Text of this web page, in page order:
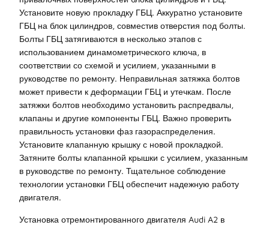
Установите новую прокладку ГБЦ. Аккуратно установите
ГБЦ на блок цилиндров, совместив отверстия под болты.
Болты ГБЦ затягиваются в несколько этапов с
использованием динамометрического ключа, в
соответствии со схемой и усилием, указанными в
руководстве по ремонту. Неправильная затяжка болтов
может привести к деформации ГБЦ и утечкам. После
затяжки болтов необходимо установить распредвалы,
клапаны и другие компоненты ГБЦ. Важно проверить
правильность установки фаз газораспределения.
Установите клапанную крышку с новой прокладкой.
Затяните болты клапанной крышки с усилием, указанным
в руководстве по ремонту. Тщательное соблюдение
технологии установки ГБЦ обеспечит надежную работу
двигателя.
Установка отремонтированного двигателя Audi A2 в